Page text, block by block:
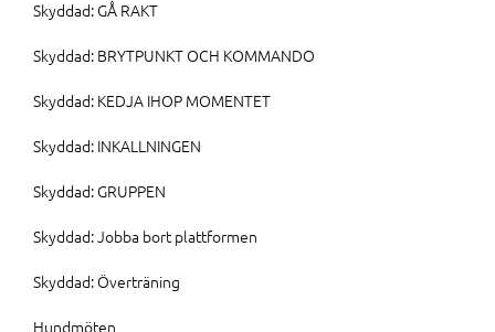
Skyddad: GÅ RAKT
Skyddad: BRYTPUNKT OCH KOMMANDO
Skyddad: KEDJA IHOP MOMENTET
Skyddad: INKALLNINGEN
Skyddad: GRUPPEN
Skyddad: Jobba bort plattformen
Skyddad: Överträning
Hundmöten